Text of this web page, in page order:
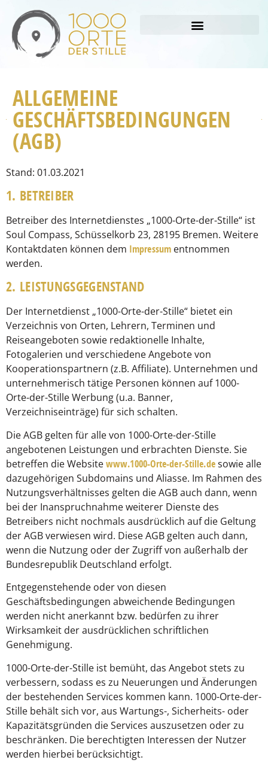
ALLGEMEINE
GESCHÄFTSBEDINGUNGEN
(AGB)
Stand: 01.03.2021
1. BETREIBER
Betreiber des Internetdienstes „1000-Orte-der-Stille“ ist
Soul Compass, Schüsselkorb 23, 28195 Bremen. Weitere
Kontaktdaten können dem Impressumentnommen
werden.
2. LEISTUNGSGEGENSTAND
Der Internetdienst „1000-Orte-der-Stille“ bietet ein
Verzeichnis von Orten, Lehrern, Terminen und
Reiseangeboten sowie redaktionelle Inhalte,
Fotogalerien und verschiedene Angebote von
Kooperationspartnern (z.B. Affiliate). Unternehmen und
unternehmerisch tätige Personen können auf 1000-
Orte-der-Stille Werbung (u.a. Banner,
Verzeichniseinträge) für sich schalten.
Die AGB gelten für alle von 1000-Orte-der-Stille
angebotenen Leistungen und erbrachten Dienste. Sie
betreffen die Websitewww.1000-Orte-der-Stille.desowie alle
dazugehörigen Subdomains und Aliasse. Im Rahmen des
Nutzungsverhältnisses gelten die AGB auch dann, wenn
bei der Inanspruchnahme weiterer Dienste des
Betreibers nicht nochmals ausdrücklich auf die Geltung
der AGB verwiesen wird. Diese AGB gelten auch dann,
wenn die Nutzung oder der Zugriff von außerhalb der
Bundesrepublik Deutschland erfolgt.
Entgegenstehende oder von diesen
Geschäftsbedingungen abweichende Bedingungen
werden nicht anerkannt bzw. bedürfen zu ihrer
Wirksamkeit der ausdrücklichen schriftlichen
Genehmigung.
1000-Orte-der-Stille ist bemüht, das Angebot stets zu
verbessern, sodass es zu Neuerungen und Änderungen
der bestehenden Services kommen kann. 1000-Orte-der-
Stille behält sich vor, aus Wartungs-, Sicherheits- oder
Kapazitätsgründen die Services auszusetzen oder zu
beschränken. Die berechtigten Interessen der Nutzer
werden hierbei berücksichtigt.